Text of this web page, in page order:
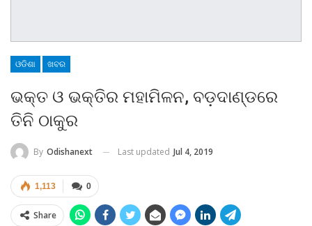
ଓଡିଶା ଖବର
ଭକ୍ତ ଓ ଭକ୍ତିର ମହାମିଳନ, ବଡ଼ଦାଣ୍ଡରେ
ତିନି ଠାକୁର
By Odishanext Last updated Jul 4, 2019
0
1,113
Share